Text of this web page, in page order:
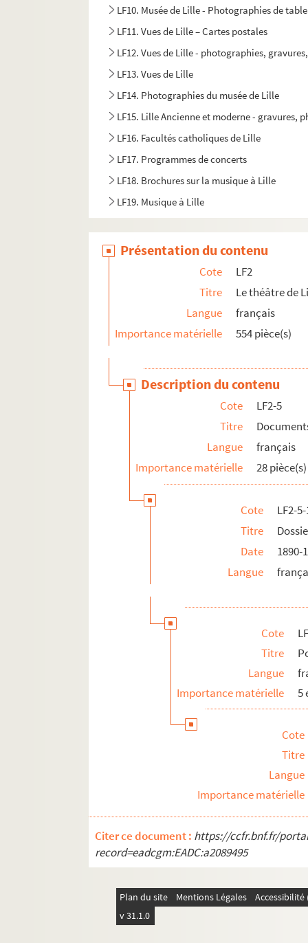
LF10. Musée de Lille - Photographies de
LF11. Vues de Lille – Cartes postales
LF12. Vues de Lille - photographies,
LF13. Vues de Lille
LF14. Photographies du musée de Lille
LF15. Lille Ancienne et moderne - gravures,
LF16. Facultés catholiques de Lille
LF17. Programmes de concerts
LF18. Brochures sur la musique à Lille
LF19. Musique à Lille
LF21. Notes sur Lille et la région (1708-1912)
LF22. Lille - Ephémérides et notes
LF23. Bibliographie du Nord de la France
LF24. Vues d'Athènes prises en 1905
LF25. Photographies Beaux-Arts
LF27. Lithographies et gravures,
LF28. Galerie de portraits d'artistes lyriques
Présentation du contenu
Cote
LF2
Titre
Le théâtre de
Langue
français
Importance matérielle
554 pièce(s)
Description du contenu
Cote
LF2-5
Titre
Langue
français
Importance matérielle
28 pièce(s)
Cote
LF2-
Titre
Date
1890-
Langue
Cote
Titre
Langue
Importance matérielle
5
Cote
Titre
Langue
Importance matérielle
Citer ce document : https://ccfr.bnf.fr/
record=eadcgm:EADC:a2089495
Plan du site Mentions Légales
v 31.1.0